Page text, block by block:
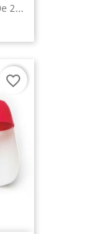
2...
favorite_border